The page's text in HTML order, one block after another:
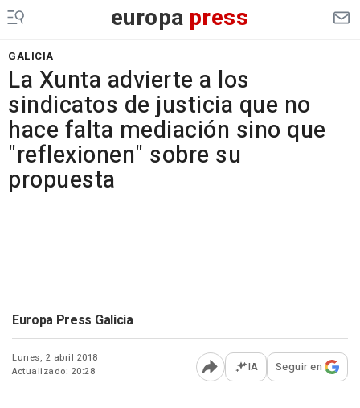
europa press
GALICIA
La Xunta advierte a los
sindicatos de justicia que no
hace falta mediación sino que
"reflexionen" sobre su
propuesta
Europa Press Galicia
Lunes, 2 abril 2018
Actualizado: 20:28
Abrir opciones para
IA Seguir en